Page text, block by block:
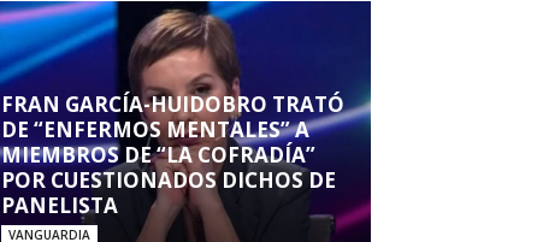
FRAN GARCÍA-HUIDOBRO TRATÓ
DE “ENFERMOS MENTALES” A
MIEMBROS DE “LA COFRADÍA”
POR CUESTIONADOS DICHOS DE
PANELISTA
VANGUARDIA